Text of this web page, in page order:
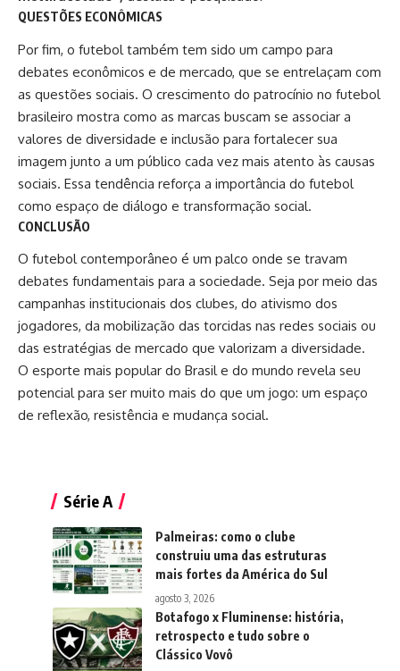
QUESTÕES ECONÔMICAS
Por fim, o futebol também tem sido um campo para
debates econômicos e de mercado, que se entrelaçam com
as questões sociais. O crescimento do patrocínio no futebol
brasileiro mostra como as marcas buscam se associar a
valores de diversidade e inclusão para fortalecer sua
imagem junto a um público cada vez mais atento às causas
sociais. Essa tendência reforça a importância do futebol
como espaço de diálogo e transformação social.
CONCLUSÃO
O futebol contemporâneo é um palco onde se travam
debates fundamentais para a sociedade. Seja por meio das
campanhas institucionais dos clubes, do ativismo dos
jogadores, da mobilização das torcidas nas redes sociais ou
das estratégias de mercado que valorizam a diversidade.
O esporte mais popular do Brasil e do mundo revela seu
potencial para ser muito mais do que um jogo: um espaço
de reflexão, resistência e mudança social.
Série A
Palmeiras: como o clube
construiu uma das estruturas
mais fortes da América do Sul
agosto 3, 2026
Botafogo x Fluminense: história,
retrospecto e tudo sobre o
Clássico Vovô